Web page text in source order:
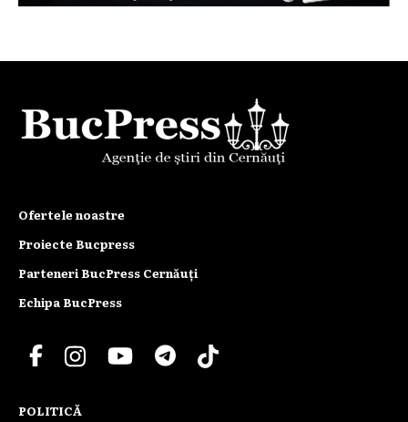
Ofertele noastre
Proiecte Bucpress
Parteneri BucPress Cernăuți
Echipa BucPress
POLITICĂ